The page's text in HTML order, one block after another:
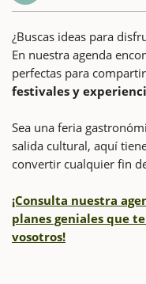
¿Buscas ideas para
En nuestra agenda
perfectas para
festivales y
Sea una feria
salida cultural, aquí
convertir cualquier fin
¡Consulta nuestra
planes geniales que
vosotros!